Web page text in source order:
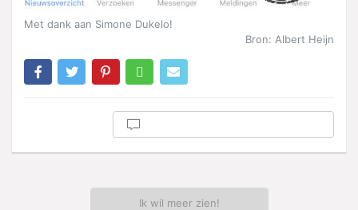
Met dank aan Simone Dukelo!
Bron: Albert Heijn
Ik wil meer zien!